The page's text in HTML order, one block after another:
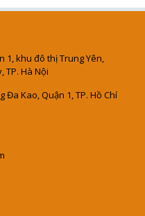
1, khu đô thị Trung Yên,
TP. Hà Nội
Đa Kao, Quận 1, TP. Hồ Chí